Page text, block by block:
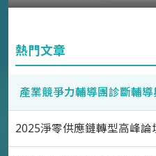
熱門文章
產業競爭力輔導團診斷輔
2025淨零供應鏈轉型高峰論